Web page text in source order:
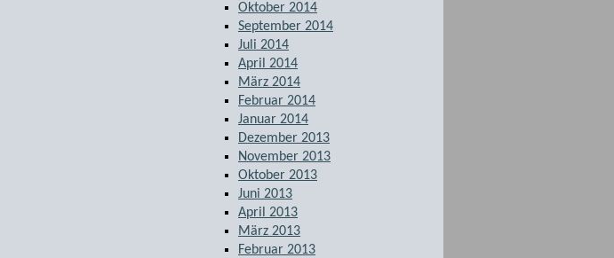
Oktober 2014
September 2014
Juli 2014
April 2014
März 2014
Februar 2014
Januar 2014
Dezember 2013
November 2013
Oktober 2013
Juni 2013
April 2013
März 2013
Februar 2013